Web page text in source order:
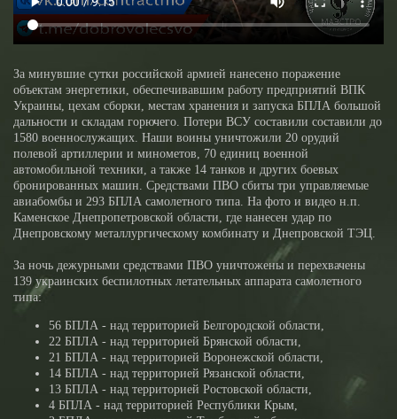
За минувшие сутки российской армией нанесено поражение
объектам энергетики, обеспечивавшим работу предприятий ВПК
Украины, цехам сборки, местам хранения и запуска БПЛА большой
дальности и складам горючего. Потери ВСУ составили составили до
1580 военнослужащих. Наши воины уничтожили 20 орудий
полевой артиллерии и минометов, 70 единиц военной
автомобильной техники, а также 14 танков и других боевых
бронированных машин. Средствами ПВО сбиты три управляемые
авиабомбы и 293 БПЛА самолетного типа. На фото и видео н.п.
Каменское Днепропетровской области, где нанесен удар по
Днепровскому металлургическому комбинату и Днепровской ТЭЦ.
За ночь дежурными средствами ПВО уничтожены и перехвачены
139 украинских беспилотных летательных аппарата самолетного
типа:
56 БПЛА - над территорией Белгородской области,
22 БПЛА - над территорией Брянской области,
21 БПЛА - над территорией Воронежской области,
14 БПЛА - над территорией Рязанской области,
13 БПЛА - над территорией Ростовской области,
4 БПЛА - над территорией Республики Крым,